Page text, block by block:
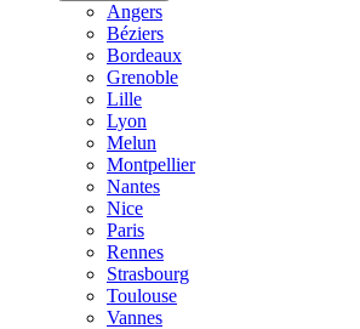
Angers
Béziers
Bordeaux
Grenoble
Lille
Lyon
Melun
Montpellier
Nantes
Nice
Paris
Rennes
Strasbourg
Toulouse
Vannes